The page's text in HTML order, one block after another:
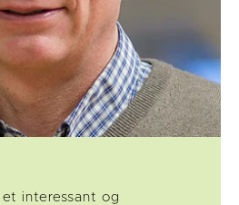
interessant og